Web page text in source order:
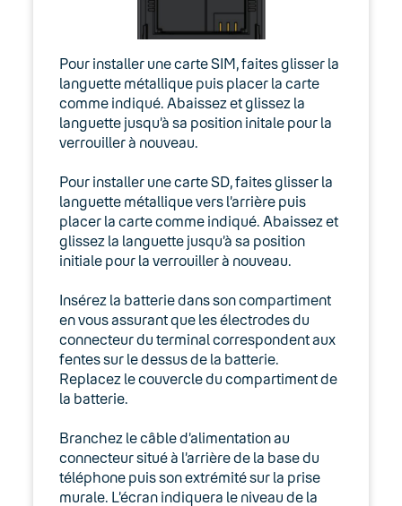
CoComm DT200
CoComm DT250
CoComm F740
Spectralink
Yealink
06. Cybersécurité
Keyyo Connect
Pour installer une carte SIM, faites glisser la
languette métallique puis placer la carte
comme indiqué. Abaissez et glissez la
languette jusqu’à sa position initale pour la
verrouiller à nouveau.
Pour installer une carte SD, faites glisser la
languette métallique vers l’arrière puis
placer la carte comme indiqué. Abaissez et
glissez la languette jusqu’à sa position
initiale pour la verrouiller à nouveau.
Insérez la batterie dans son compartiment
en vous assurant que les électrodes du
connecteur du terminal correspondent aux
fentes sur le dessus de la batterie.
Replacez le couvercle du compartiment de
la batterie.
Branchez le câble d’alimentation au
connecteur situé à l’arrière de la base du
téléphone puis son extrémité sur la prise
murale. L’écran indiquera le niveau de la